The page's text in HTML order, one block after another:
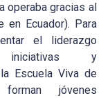
operaba gracias al
en Ecuador). Para
el liderazgo
y
Escuela Viva de
jóvenes